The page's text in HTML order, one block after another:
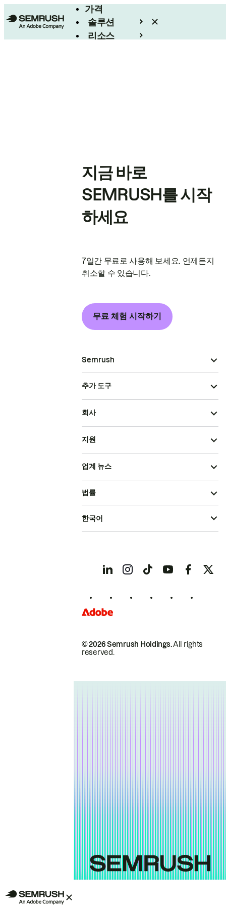
가격
솔루션
리소스
지금 바로
SEMRUSH를 시작
하세요
7일간 무료로 사용해 보세요. 언제든지
취소할 수 있습니다.
무료 체험 시작하기
Semrush
추가 도구
회사
지원
업계 뉴스
© 2026 Semrush Holdings.All rights
reserved.
법률
한국어